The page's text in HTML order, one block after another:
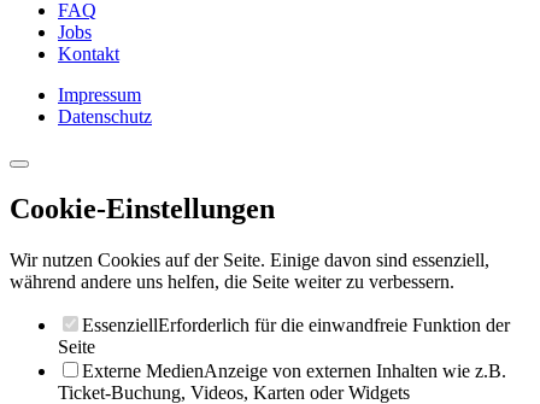
FAQ
Jobs
Kontakt
Impressum
Datenschutz
Cookie-Einstellungen
Wir nutzen Cookies auf der Seite. Einige davon sind essenziell,
während andere uns helfen, die Seite weiter zu verbessern.
EssenziellErforderlich für die einwandfreie Funktion der
Seite
Externe MedienAnzeige von externen Inhalten wie z.B.
Ticket-Buchung, Videos, Karten oder Widgets